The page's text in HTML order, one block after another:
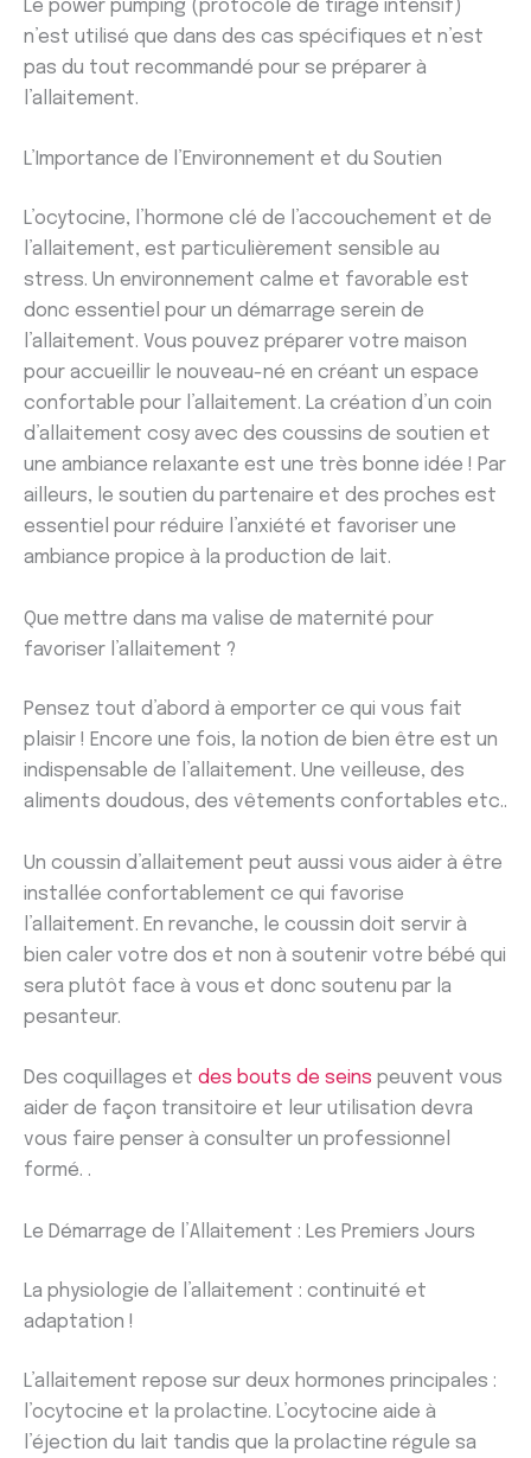
Le power pumping (protocole de tirage intensif)
n’est utilisé que dans des cas spécifiques et n’est
pas du tout recommandé pour se préparer à
l’allaitement.
L’Importance de l’Environnement et du Soutien
L’ocytocine, l’hormone clé de l’accouchement et de
l’allaitement, est particulièrement sensible au
stress. Un environnement calme et favorable est
donc essentiel pour un démarrage serein de
l’allaitement. Vous pouvez préparer votre maison
pour accueillir le nouveau-né en créant un espace
confortable pour l’allaitement. La création d’un coin
d’allaitement cosy avec des coussins de soutien et
une ambiance relaxante est une très bonne idée ! Par
ailleurs, le soutien du partenaire et des proches est
essentiel pour réduire l’anxiété et favoriser une
ambiance propice à la production de lait.
Que mettre dans ma valise de maternité pour
favoriser l’allaitement ?
Pensez tout d’abord à emporter ce qui vous fait
plaisir ! Encore une fois, la notion de bien être est un
indispensable de l’allaitement. Une veilleuse, des
aliments doudous, des vêtements confortables etc..
Un coussin d’allaitement peut aussi vous aider à être
installée confortablement ce qui favorise
l’allaitement. En revanche, le coussin doit servir à
bien caler votre dos et non à soutenir votre bébé qui
sera plutôt face à vous et donc soutenu par la
pesanteur.
Des coquillages et des bouts de seins peuvent vous
aider de façon transitoire et leur utilisation devra
vous faire penser à consulter un professionnel
formé. .
Le Démarrage de l’Allaitement : Les Premiers Jours
La physiologie de l’allaitement : continuité et
adaptation !
L’allaitement repose sur deux hormones principales :
l’ocytocine et la prolactine. L’ocytocine aide à
l’éjection du lait tandis que la prolactine régule sa